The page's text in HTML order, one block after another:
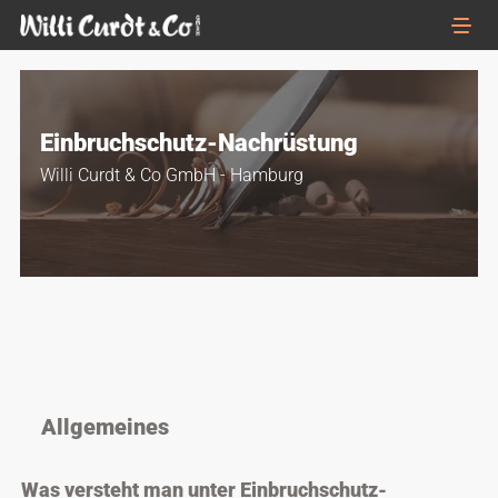
Einbruchschutz-Nachrüstung
Willi Curdt & Co GmbH - Hamburg
Allgemeines
Was versteht man unter Einbruchschutz-